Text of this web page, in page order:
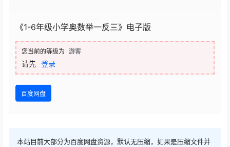
《1-6年级小学奥数举一反三》电子版
您当前的等级为 游客
请先 登录
百度网盘
本站目前大部分为百度网盘资源，默认无压缩，如果是压缩文件并